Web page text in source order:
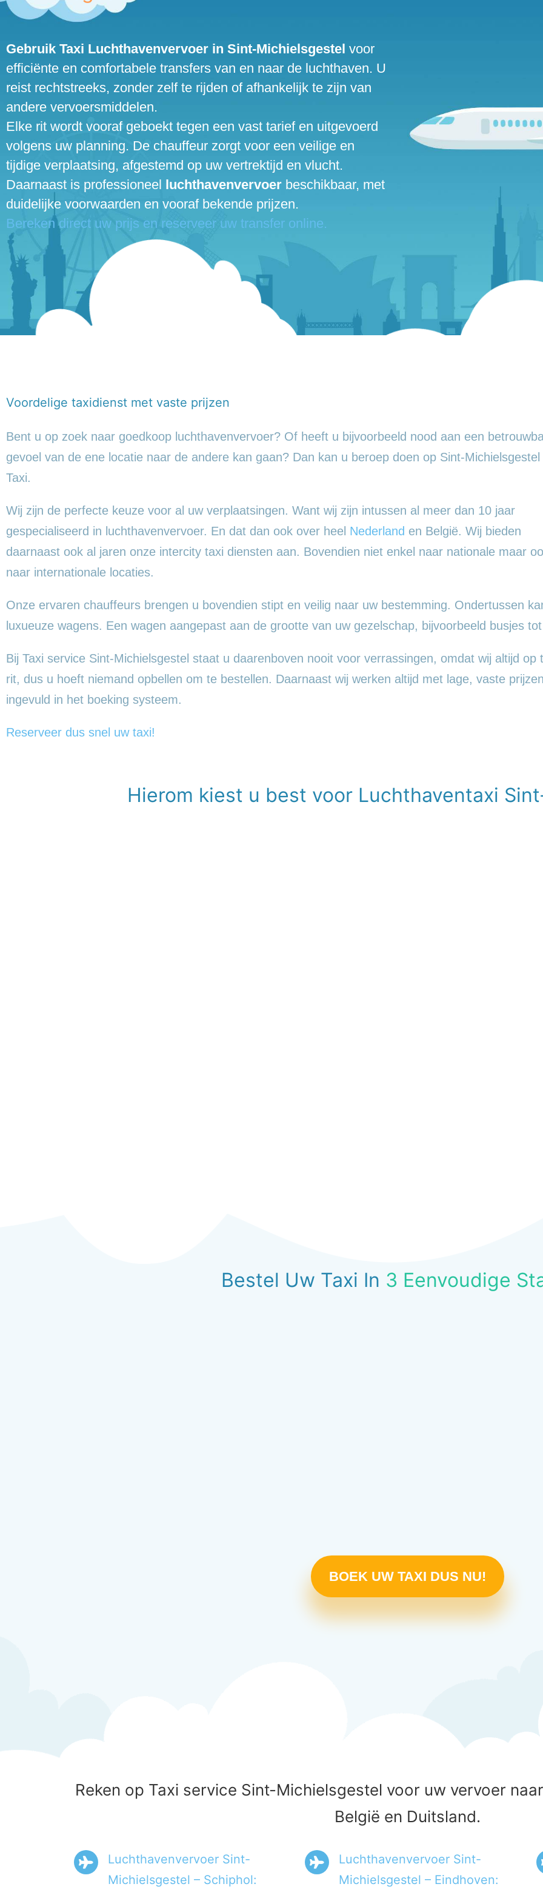
Gebruik Taxi Luchthavenvervoer in Sint-Michielsgestel voor
efficiënte en comfortabele transfers van en naar de luchthaven. U
reist rechtstreeks, zonder zelf te rijden of afhankelijk te zijn van
andere vervoersmiddelen.
Elke rit wordt vooraf geboekt tegen een vast tarief en uitgevoerd
volgens uw planning. De chauffeur zorgt voor een veilige en
tijdige verplaatsing, afgestemd op uw vertrektijd en vlucht.
Daarnaast is professioneel luchthavenvervoer beschikbaar, met
duidelijke voorwaarden en vooraf bekende prijzen.
Bereken direct uw prijs en reserveer uw transfer online.
Voordelige taxidienst met vaste prijzen
Bent u op zoek naar goedkoop luchthavenvervoer? Of heeft u bijvoorbeeld nood aan een
gevoel van de ene locatie naar de andere kan gaan? Dan kan u beroep doen op Sint-Michielsgestel
Taxi.
Wij zijn de perfecte keuze voor al uw verplaatsingen. Want wij zijn intussen al meer dan 10 jaar
gespecialiseerd in luchthavenvervoer. En dat dan ook over heel Nederland en België. Wij bieden
daarnaast ook al jaren onze intercity taxi diensten aan. Bovendien niet enkel naar nationale maar
naar internationale locaties.
Onze ervaren chauffeurs brengen u bovendien stipt en veilig naar uw bestemming. Ondertussen
luxueuze wagens. Een wagen aangepast aan de grootte van uw gezelschap, bijvoorbeeld busjes
Bij Taxi service Sint-Michielsgestel staat u daarenboven nooit voor verrassingen, omdat wij altijd
rit, dus u hoeft niemand opbellen om te bestellen. Daarnaast wij werken altijd met lage, vaste
ingevuld in het boeking systeem.
Reserveer dus snel uw taxi!
Hierom kiest u best voor Luchthaventaxi
Bestel Uw Taxi In 3 Eenvoudige
BOEK UW TAXI DUS NU!
Reken op Taxi service Sint-Michielsgestel voor uw vervoer
België en Duitsland.
Luchthavenvervoer Sint-
Michielsgestel – Schiphol:
Luchthavenvervoer Sint-
Michielsgestel – Eindhoven: